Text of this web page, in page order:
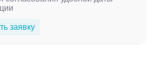
заявку